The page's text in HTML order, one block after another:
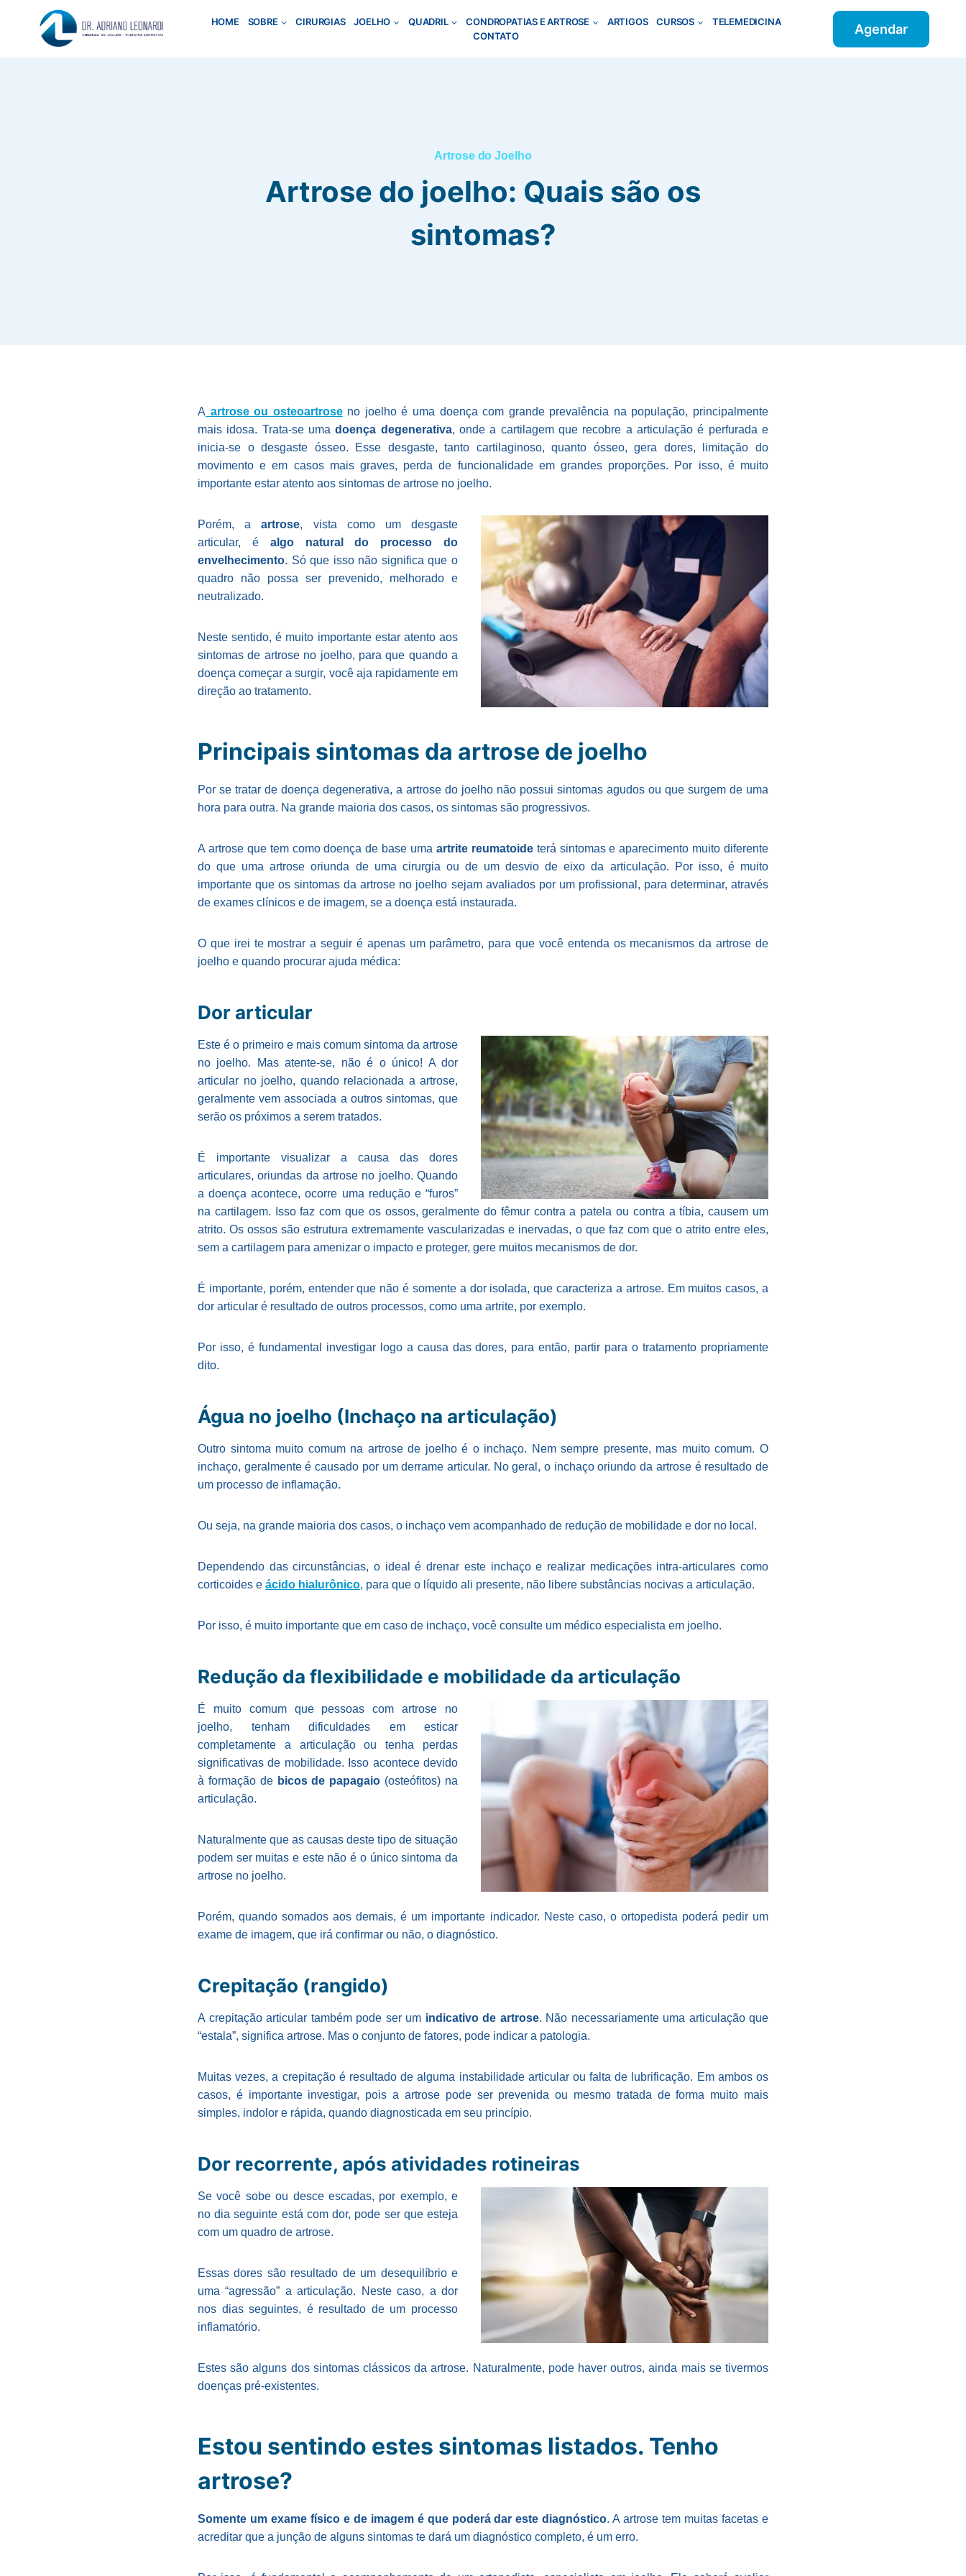
HOME SOBRE CIRURGIAS JOELHO QUADRIL CONDROPATIAS E ARTROSE ARTIGOS CURSOS
TELEMEDICINA
CONTATO
Agendar
Artrose do Joelho
Artrose do joelho: Quais são os
sintomas?
A artrose ou osteoartroseno joelho é uma doença com grande prevalência na população, principalmente
mais idosa. Trata-se umadoença degenerativa, onde a cartilagem que recobre a articulação é perfurada e
inicia-se o desgaste ósseo. Esse desgaste, tanto cartilaginoso, quanto ósseo, gera dores, limitação do
movimento e em casos mais graves, perda de funcionalidade em grandes proporções. Por isso, é muito
importante estar atento aos sintomas de artrose no joelho.
Porém, aartrose, vista como um desgaste
articular, é algo natural do processo do
envelhecimento. Só que isso não significa que o
quadro não possa ser prevenido, melhorado e
neutralizado.
Neste sentido, é muito importante estar atento aos
sintomas de artrose no joelho, para que quando a
doença começar a surgir, você aja rapidamente em
direção ao tratamento.
Principais sintomas da artrose de joelho
Por se tratar de doença degenerativa, a artrose do joelho não possui sintomas agudos ou que surgem de uma
hora para outra. Na grande maioria dos casos, os sintomas são progressivos.
A artrose que tem como doença de base uma artrite reumatoideterá sintomas e aparecimento muito diferente
do que uma artrose oriunda de uma cirurgia ou de um desvio de eixo da articulação. Por isso, é muito
importante que os sintomas da artrose no joelho sejam avaliados por um profissional, para determinar, através
de exames clínicos e de imagem, se a doença está instaurada.
O que irei te mostrar a seguir é apenas um parâmetro, para que você entenda os mecanismos da artrose de
joelho e quando procurar ajuda médica:
Dor articular
Este é o primeiro e mais comum sintoma da artrose
no joelho. Mas atente-se, não é o único! A dor
articular no joelho, quando relacionada a artrose,
geralmente vem associada a outros sintomas, que
serão os próximos a serem tratados.
É importante visualizar a causa das dores
articulares, oriundas da artrose no joelho. Quando
a doença acontece, ocorre uma redução e “furos”
na cartilagem. Isso faz com que os ossos, geralmente do fêmur contra a patela ou contra a tíbia, causem um
atrito. Os ossos são estrutura extremamente vascularizadas e inervadas, o que faz com que o atrito entre eles,
sem a cartilagem para amenizar o impacto e proteger, gere muitos mecanismos de dor.
É importante, porém, entender que não é somente a dor isolada, que caracteriza a artrose. Em muitos casos, a
dor articular é resultado de outros processos, como uma artrite, por exemplo.
Por isso, é fundamental investigar logo a causa das dores, para então, partir para o tratamento propriamente
dito.
Água no joelho (Inchaço na articulação)
Outro sintoma muito comum na artrose de joelho é o inchaço. Nem sempre presente, mas muito comum. O
inchaço, geralmente é causado por um derrame articular. No geral, o inchaço oriundo da artrose é resultado de
um processo de inflamação.
Ou seja, na grande maioria dos casos, o inchaço vem acompanhado de redução de mobilidade e dor no local.
Dependendo das circunstâncias, o ideal é drenar este inchaço e realizar medicações intra-articulares como
corticoides e ácido hialurônico, para que o líquido ali presente, não libere substâncias nocivas a articulação.
Por isso, é muito importante que em caso de inchaço, você consulte um médico especialista em joelho.
Redução da flexibilidade e mobilidade da articulação
É muito comum que pessoas com artrose no
joelho, tenham dificuldades em esticar
completamente a articulação ou tenha perdas
significativas de mobilidade. Isso acontece devido
à formação de bicos de papagaio (osteófitos) na
articulação.
Naturalmente que as causas deste tipo de situação
podem ser muitas e este não é o único sintoma da
artrose no joelho.
Porém, quando somados aos demais, é um importante indicador. Neste caso, o ortopedista poderá pedir um
exame de imagem, que irá confirmar ou não, o diagnóstico.
Crepitação (rangido)
A crepitação articular também pode ser um indicativo de artrose. Não necessariamente uma articulação que
“estala”, significa artrose. Mas o conjunto de fatores, pode indicar a patologia.
Muitas vezes, a crepitação é resultado de alguma instabilidade articular ou falta de lubrificação. Em ambos os
casos, é importante investigar, pois a artrose pode ser prevenida ou mesmo tratada de forma muito mais
simples, indolor e rápida, quando diagnosticada em seu princípio.
Dor recorrente, após atividades rotineiras
Se você sobe ou desce escadas, por exemplo, e
no dia seguinte está com dor, pode ser que esteja
com um quadro de artrose.
Essas dores são resultado de um desequilíbrio e
uma “agressão” a articulação. Neste caso, a dor
nos dias seguintes, é resultado de um processo
inflamatório.
Estes são alguns dos sintomas clássicos da artrose. Naturalmente, pode haver outros, ainda mais se tivermos
doenças pré-existentes.
Estou sentindo estes sintomas listados. Tenho
artrose?
Somente um exame físico e de imagem é que poderá dar este diagnóstico. A artrose tem muitas facetas e
acreditar que a junção de alguns sintomas te dará um diagnóstico completo, é um erro.